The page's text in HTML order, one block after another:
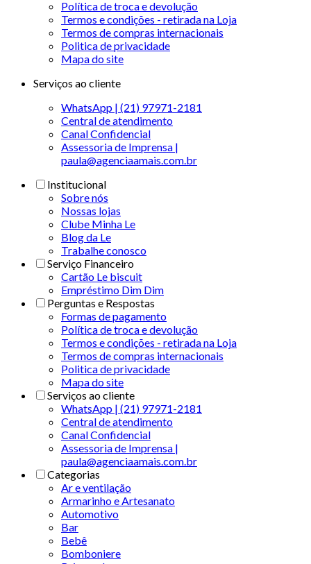
Política de troca e devolução
Termos e condições - retirada na Loja
Termos de compras internacionais
Politica de privacidade
Mapa do site
Serviços ao cliente
WhatsApp | (21) 97971-2181
Central de atendimento
Canal Confidencial
Assessoria de Imprensa |
paula@agenciaamais.com.br
Institucional
Sobre nós
Nossas lojas
Clube Minha Le
Blog da Le
Trabalhe conosco
Serviço Financeiro
Cartão Le biscuit
Empréstimo Dim Dim
Perguntas e Respostas
Formas de pagamento
Política de troca e devolução
Termos e condições - retirada na Loja
Termos de compras internacionais
Politica de privacidade
Mapa do site
Serviços ao cliente
WhatsApp | (21) 97971-2181
Central de atendimento
Canal Confidencial
Assessoria de Imprensa |
paula@agenciaamais.com.br
Categorias
Ar e ventilação
Armarinho e Artesanato
Automotivo
Bar
Bebê
Bomboniere